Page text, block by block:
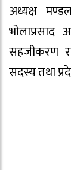
अध्यक्ष
भोलाप्रसाद
सहजीकरण
सदस्य तथा